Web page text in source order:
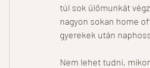
túl sok ülőmunkát
nagyon sokan home
gyerekek után
Nem lehet tudni,